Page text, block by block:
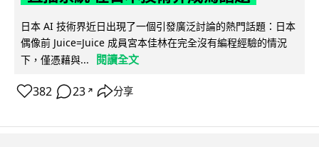
日本 AI 技術界近日出現了一個引發廣泛討論的熱門話題：日本
偶像前 Juice=Juice 成員宮本佳林在完全沒有編程經驗的情況
下，僅憑藉與...
閱讀全文
382 23 ↗ 分享